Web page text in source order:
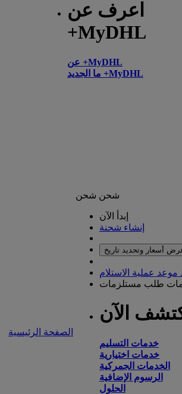
اعرف عن
+MyDHL
عن +MyDHL
ما الجديد +MyDHL
الصفحة الرئيسية
شحن شحن
إبدأ الآن
إنشاء شحنة
أسعار وتحديد تاريخ
موعد عملية الاستلام
طلب مستلزمات
الآن
خدمات التسليم
خدمات اختيارية
الخدمات الجمركية
الرسوم الإضافية
الحلول